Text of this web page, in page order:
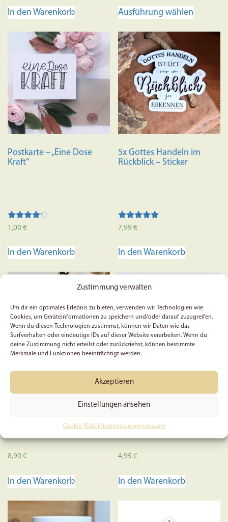
Zustimmung verwalten
Um dir ein optimales Erlebnis zu bieten, verwenden wir Technologien wie
Cookies, um Geräteinformationen zu speichern und/oder darauf zuzugreifen.
Wenn du diesen Technologien zustimmst, können wir Daten wie das
Surfverhalten oder eindeutige IDs auf dieser Website verarbeiten. Wenn du
deine Zustimmung nicht erteilst oder zurückziehst, können bestimmte
Merkmale und Funktionen beeinträchtigt werden.
Akzeptieren
Einstellungen ansehen
Cookie-RichtlinieImpressum Impressum
In den Warenkorb Ausführung wählen
auf.
Die
können
auf
der
gewählt
Postkarte – „Eine Dose
Kraft“
Bewertet
mit
von 5
1,00€
In den Warenkorb
5x Gottes Handeln im
Rückblick – Sticker
Bewertet mit
5.00
7,99€
In den Warenkorb
Jesus, true love –
Schlüsselanhänger
8,90€
In den Warenkorb
Psalm 24, 1 – Poster
4,95€
In den Warenkorb